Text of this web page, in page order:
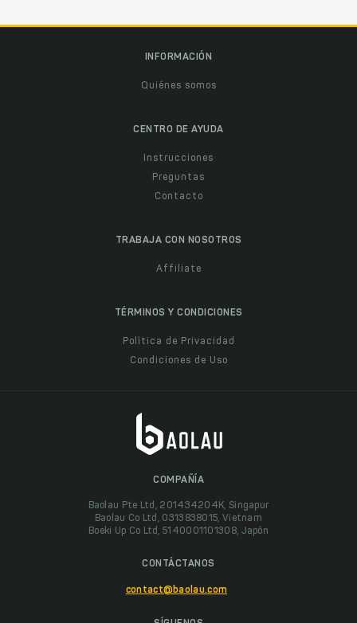
INFORMACIÓN
Quiénes somos
CENTRO DE AYUDA
Instrucciones
Preguntas
Contacto
TRABAJA CON NOSOTROS
Affiliate
TÉRMINOS Y CONDICIONES
Política de Privacidad
Condiciones de Uso
COMPAÑÍA
Baolau Pte Ltd, 201434204K, Singapur
Baolau Co Ltd, 0313838015, Vietnam
Boeki Up Co Ltd, 5140001101308, Japón
CONTÁCTANOS
contact@baolau.com